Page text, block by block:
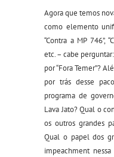
Agora que temos
como elemento
“Contra a MP 746”,
etc. – cabe
por “Fora Temer”?
por trás desse
programa de
Lava Jato? Qual o
os outros grandes
Qual o papel dos
impeachment